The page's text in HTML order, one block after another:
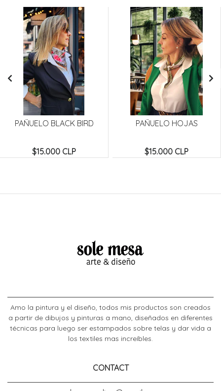
PAÑUELO BLACK BIRD
$15.000 CLP
PAÑUELO HOJAS
$15.000 CLP
Amo la pintura y el diseño, todos mis productos son creados
a partir de dibujos y pinturas a mano, diseñados en diferentes
técnicas para luego ser estampados sobre telas y dar vida a
los textiles mas increíbles.
CONTACT